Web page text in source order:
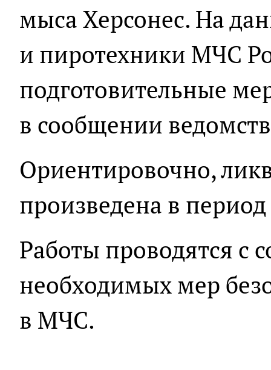
мыса Херсонес. На
и пиротехники МЧС
подготовительные
в сообщении
Ориентировочно,
произведена в
Работы проводятся с
необходимых мер
в МЧС.